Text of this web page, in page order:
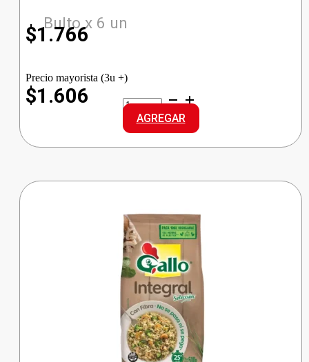
Bulto x 6 un
$1.766
Precio mayorista (3u +)
$1.606
LEDESMA
AZUCAR
RUBIA
cantidad
AGREGAR